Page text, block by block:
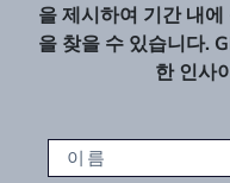
을 제시하여 기간 내
을 찾을 수 있습니다.
한 인사